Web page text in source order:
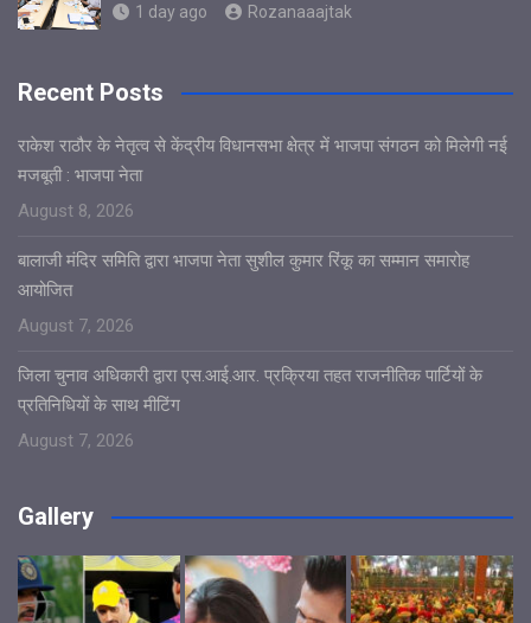
1 day ago Rozanaaajtak
Recent Posts
राकेश राठौर के नेतृत्व से केंद्रीय विधानसभा क्षेत्र में भाजपा संगठन को मिलेगी नई
मजबूती : भाजपा नेता
August 8, 2026
बालाजी मंदिर समिति द्वारा भाजपा नेता सुशील कुमार रिंकू का सम्मान समारोह
आयोजित
August 7, 2026
जिला चुनाव अधिकारी द्वारा एस.आई.आर. प्रक्रिया तहत राजनीतिक पार्टियों के
प्रतिनिधियों के साथ मीटिंग
August 7, 2026
Gallery